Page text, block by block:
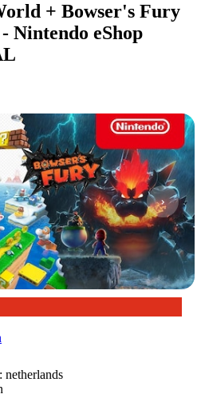
+ Bowser's Fury
Nintendo eShop
netherlands